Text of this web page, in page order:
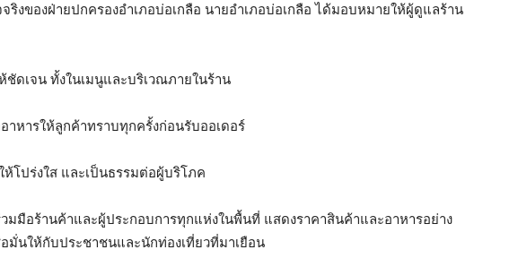
ริงของฝ่ายปกครองอำเภอบ่อเกลือ นายอำเภอบ่อเกลือ ได้มอบหมายให้ผู้ดูแลร้าน
ชัดเจน ทั้งในเมนูและบริเวณภายในร้าน
าหารให้ลูกค้าทราบทุกครั้งก่อนรับออเดอร์
โปร่งใส และเป็นธรรมต่อผู้บริโภค
มมือร้านค้าและผู้ประกอบการทุกแห่งในพื้นที่ แสดงราคาสินค้าและอาหารอย่าง
อมั่นให้กับประชาชนและนักท่องเที่ยวที่มาเยือน